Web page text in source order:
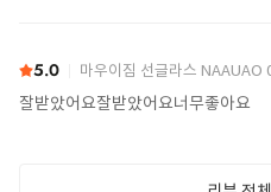
5.0 마우이짐 선글라스 NAAUAO
잘받았어요잘받았어요너무좋아요